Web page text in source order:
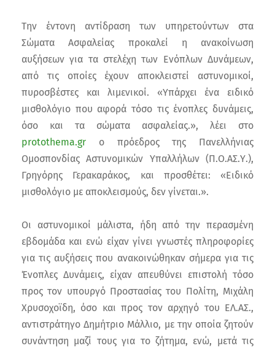
Την έντονη αντίδραση των υπηρετούντων στα
Σώματα Ασφαλείας προκαλεί η ανακοίνωση
αυξήσεων για τα στελέχη των Ενόπλων Δυνάμεων,
από τις οποίες έχουν αποκλειστεί αστυνομικοί,
πυροσβέστες και λιμενικοί. «Υπάρχει ένα ειδικό
μισθολόγιο που αφορά τόσο τις ένοπλες δυνάμεις,
όσο και τα σώματα ασφαλείας.», λέει στο
protothema.gr ο πρόεδρος της Πανελλήνιας
Ομοσπονδίας Αστυνομικών Υπαλλήλων (Π.Ο.ΑΣ.Υ.),
Γρηγόρης Γερακαράκος, και προσθέτει: «Ειδικό
μισθολόγιο με αποκλεισμούς, δεν γίνεται.».
Οι αστυνομικοί μάλιστα, ήδη από την περασμένη
εβδομάδα και ενώ είχαν γίνει γνωστές πληροφορίες
για τις αυξήσεις που ανακοινώθηκαν σήμερα για τις
Ένοπλες Δυνάμεις, είχαν απευθύνει επιστολή τόσο
προς τον υπουργό Προστασίας του Πολίτη, Μιχάλη
Χρυσοχοϊδη, όσο και προς τον αρχηγό του ΕΛ.ΑΣ.,
αντιστράτηγο Δημήτριο Μάλλιο, με την οποία ζητούν
συνάντηση μαζί τους για το ζήτημα, ενώ, μετά τις